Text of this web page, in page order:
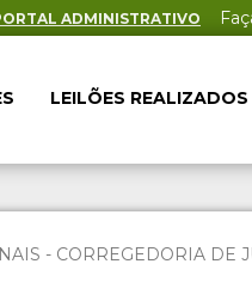
ADMINISTRATIVO
LEILÕES REALIZADOS
- CORREGEDORIA DE